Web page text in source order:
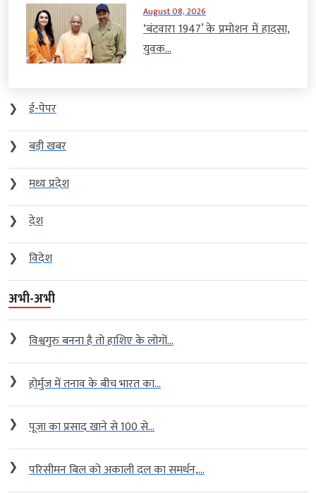
August 08, 2026
‘बंटवारा 1947’ के प्रमोशन में हादसा,
युवक...
❯
ई-पेपर
❯
बड़ी खबर
❯
मध्य प्रदेश
❯
देश
❯
विदेश
अभी-अभी
❯ विश्वगुरु बनना है तो हाशिए के लोगों...
❯ होर्मुज में तनाव के बीच भारत का...
❯ पूजा का प्रसाद खाने से 100 से...
❯ परिसीमन बिल को अकाली दल का समर्थन,...